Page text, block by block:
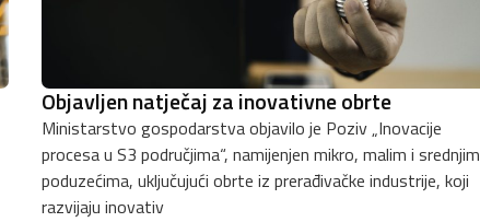
Objavljen natječaj za inovativne obrte
Ministarstvo gospodarstva objavilo je Poziv „Inovacije
procesa u S3 područjima“, namijenjen mikro, malim i srednjim
poduzećima, uključujući obrte iz prerađivačke industrije, koji
razvijaju inovativ